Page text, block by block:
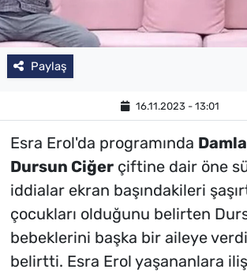
Paylaş
16.11.2023 - 13:01
Esra Erol'da programında
Dursun Ciğerçiftine dair öne
iddialar ekran başındakileri
çocukları olduğunu belirten
bebeklerini başka bir aileye
belirtti. Esra Erol yaşananlara